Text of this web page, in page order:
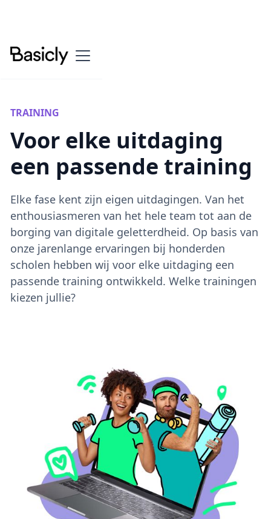
TRAINING
Voor elke uitdaging
een passende training
Elke fase kent zijn eigen uitdagingen. Van het
enthousiasmeren van het hele team tot aan de
borging van digitale geletterdheid. Op basis van
onze jarenlange ervaringen bij honderden
scholen hebben wij voor elke uitdaging een
passende training ontwikkeld. Welke trainingen
kiezen jullie?